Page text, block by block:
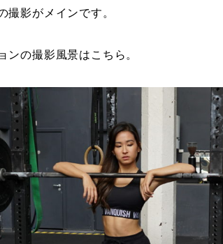
撮影がメインです。
ンの撮影風景はこちら。